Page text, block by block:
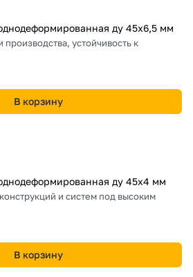
ду 45х6,5 мм
устойчивость к
В корзину
ду 45х4 мм
и систем под высоким
В корзину